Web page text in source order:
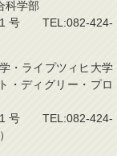
科学部
TEL:082-424-
・ライプツィヒ大学
・ディグリー・プロ
TEL:082-424-